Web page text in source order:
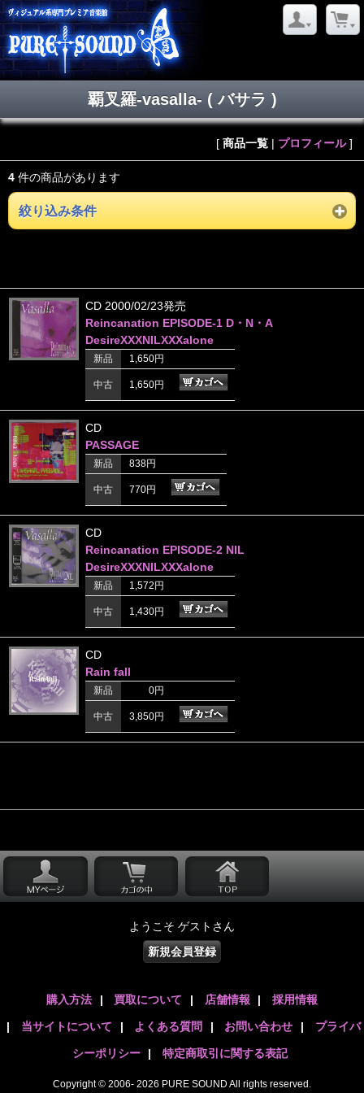
覇叉羅‐vasalla- ( バサラ )
[ 商品一覧 | プロフィール]
4 件の商品があります
絞り込み条件
CD 2000/02/23発売
Reincanation EPISODE-1 D・N・A
DesireXXXNILXXXalone
新品 1,650円
中古 1,650円
CD
PASSAGE
新品 838円
中古 770円
CD
Reincanation EPISODE-2 NIL
DesireXXXNILXXXalone
新品 1,572円
中古 1,430円
CD
Rain fall
新品 0円
中古 3,850円
ようこそ ゲストさん
新規会員登録
購入方法 | 買取について | 店舗情報 | 採用情報
| 当サイトについて | よくある質問 | お問い合わせ | プライバ
シーポリシー | 特定商取引に関する表記
Copyright © 2006- 2026 PURE SOUND All rights reserved.